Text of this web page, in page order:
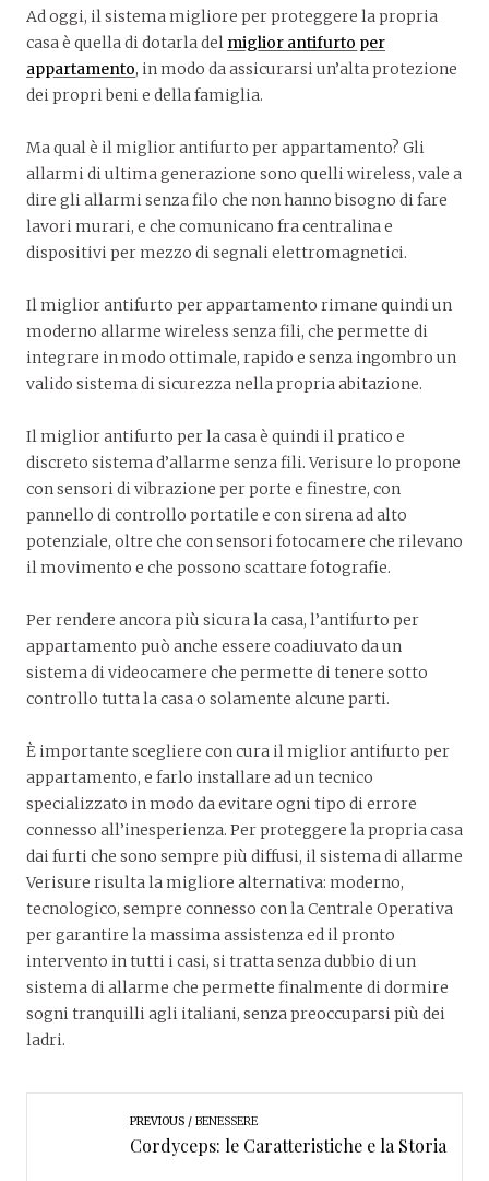
Ad oggi, il sistema migliore per proteggere la propria
casa è quella di dotarla del miglior antifurto per
appartamento, in modo da assicurarsi un’alta protezione
dei propri beni e della famiglia.
Ma qual è il miglior antifurto per appartamento? Gli
allarmi di ultima generazione sono quelli wireless, vale a
dire gli allarmi senza filo che non hanno bisogno di fare
lavori murari, e che comunicano fra centralina e
dispositivi per mezzo di segnali elettromagnetici.
Il miglior antifurto per appartamento rimane quindi un
moderno allarme wireless senza fili, che permette di
integrare in modo ottimale, rapido e senza ingombro un
valido sistema di sicurezza nella propria abitazione.
Il miglior antifurto per la casa è quindi il pratico e
discreto sistema d’allarme senza fili. Verisure lo propone
con sensori di vibrazione per porte e finestre, con
pannello di controllo portatile e con sirena ad alto
potenziale, oltre che con sensori fotocamere che rilevano
il movimento e che possono scattare fotografie.
Per rendere ancora più sicura la casa, l’antifurto per
appartamento può anche essere coadiuvato da un
sistema di videocamere che permette di tenere sotto
controllo tutta la casa o solamente alcune parti.
È importante scegliere con cura il miglior antifurto per
appartamento, e farlo installare ad un tecnico
specializzato in modo da evitare ogni tipo di errore
connesso all’inesperienza. Per proteggere la propria casa
dai furti che sono sempre più diffusi, il sistema di allarme
Verisure risulta la migliore alternativa: moderno,
tecnologico, sempre connesso con la Centrale Operativa
per garantire la massima assistenza ed il pronto
intervento in tutti i casi, si tratta senza dubbio di un
sistema di allarme che permette finalmente di dormire
sogni tranquilli agli italiani, senza preoccuparsi più dei
ladri.
PREVIOUS BENESSERE
Cordyceps: le Caratteristiche e la Storia